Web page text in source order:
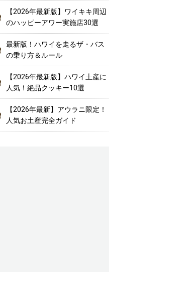
【2026年最新版】ワイキキ周辺
のハッピーアワー実施店30選
最新版！ハワイを走るザ・バス
の乗り方＆ルール
【2026年最新版】ハワイ土産に
人気！絶品クッキー10選
【2026年最新】アウラニ限定！
人気お土産完全ガイド